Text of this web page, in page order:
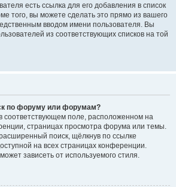
есть ссылка для его добавления в список
того, вы можете сделать это прямо из вашего
вводом имени пользователя. Вы
из соответствующих списков на той
по форуму или форумам?
соответствующем поле, расположенном на
страницах просмотра форума или темы.
поиск, щёлкнув по ссылке
на всех страницах конференции.
зависеть от используемого стиля.